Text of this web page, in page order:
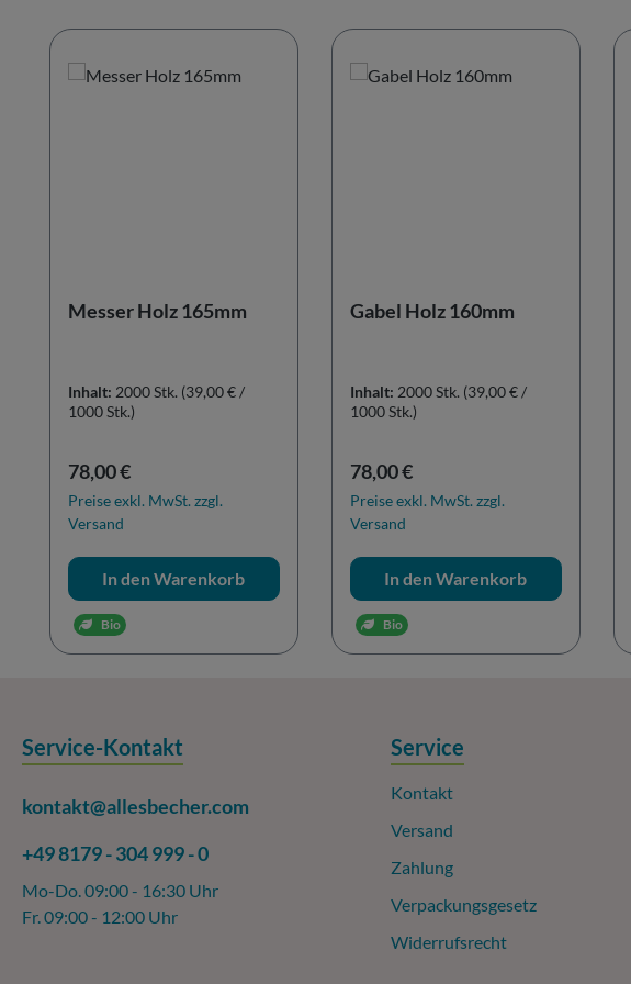
Messer Holz 165mm
Inhalt: 2000 Stk. (39,00 € /
1000 Stk.)
Regulärer Preis:
78,00 €
Preise exkl. MwSt. zzgl.
Versand
In den Warenkorb
Bio
Gabel Holz 160mm
Inhalt: 2000 Stk. (39,00 € /
1000 Stk.)
Regulärer Preis:
78,00 €
Preise exkl. MwSt. zzgl.
Versand
In den Warenkorb
Bio
Service-Kontakt
kontakt@allesbecher.com
+49 8179 - 304 999 - 0
Mo-Do. 09:00 - 16:30 Uhr
Fr. 09:00 - 12:00 Uhr
Service
Kontakt
Versand
Zahlung
Verpackungsgesetz
Widerrufsrecht